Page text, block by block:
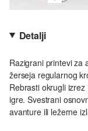
Detalji
Razigrani printevi za
žerseja regularnog
Rebrasti okrugli
igre. Svestrani
avanture ili ležerne